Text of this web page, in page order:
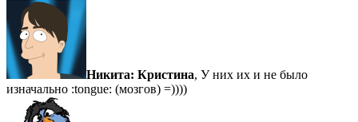
Никита: Кристина, У них их и не было
изначально :tongue: (мозгов) =))))